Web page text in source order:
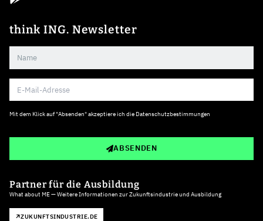
think ING. Newsletter
Mit dem Klick auf "Absenden" akzeptiere ich die Datenschutzbestimmungen
ABSENDEN
Partner für die Ausbildung
What about ME — Weitere Informationen zur Zukunftsindustrie und Ausbildung
ZUKUNFTSINDUSTRIE.DE